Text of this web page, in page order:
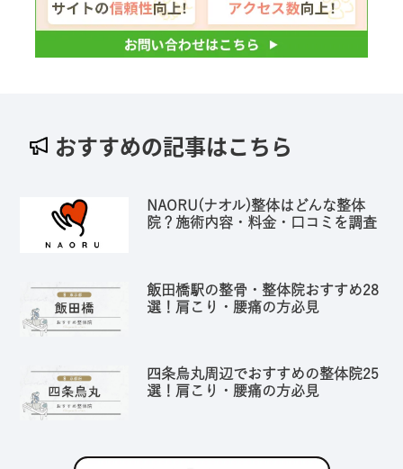
おすすめの記事はこちら
NAORU(ナオル)整体はどんな整体
院？施術内容・料金・口コミを調査
飯田橋駅の整骨・整体院おすすめ28
選！肩こり・腰痛の方必見
四条烏丸周辺でおすすめの整体院25
選！肩こり・腰痛の方必見